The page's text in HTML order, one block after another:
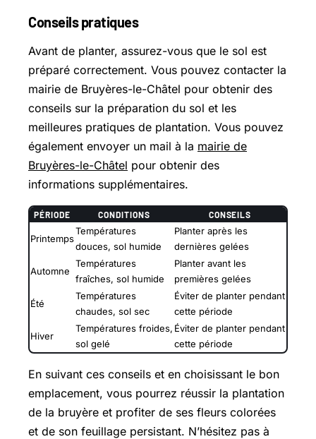
Conseils pratiques
Avant de planter, assurez-vous que le sol est
préparé correctement. Vous pouvez contacter la
mairie de Bruyères-le-Châtel pour obtenir des
conseils sur la préparation du sol et les
meilleures pratiques de plantation. Vous pouvez
également envoyer un mail à la mairie de
Bruyères-le-Châtel pour obtenir des
informations supplémentaires.
PÉRIODE CONDITIONS CONSEILS
Printemps
Températures
douces, sol humide
Planter après les
dernières gelées
Automne
Températures
fraîches, sol humide
Planter avant les
premières gelées
Été
Températures
chaudes, sol sec
Éviter de planter pendant
cette période
Hiver
Températures froides,
sol gelé
Éviter de planter pendant
cette période
En suivant ces conseils et en choisissant le bon
emplacement, vous pourrez réussir la plantation
de la bruyère et profiter de ses fleurs colorées
et de son feuillage persistant. N’hésitez pas à